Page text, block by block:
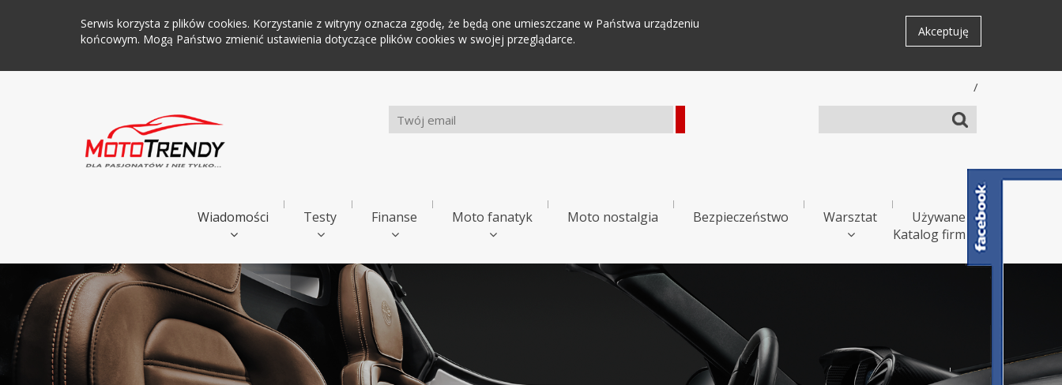
Serwis korzysta z plików cookies. Korzystanie z witryny oznacza zgodę, że będą one umieszczane w Państwa urządzeniu
końcowym. Mogą Państwo zmienić ustawienia dotyczące plików cookies w swojej przeglądarce.
Akceptuję
/
Wiadomości Testy Finanse Moto fanatyk Moto nostalgia Bezpieczeństwo Warsztat
Używane
Katalog firm